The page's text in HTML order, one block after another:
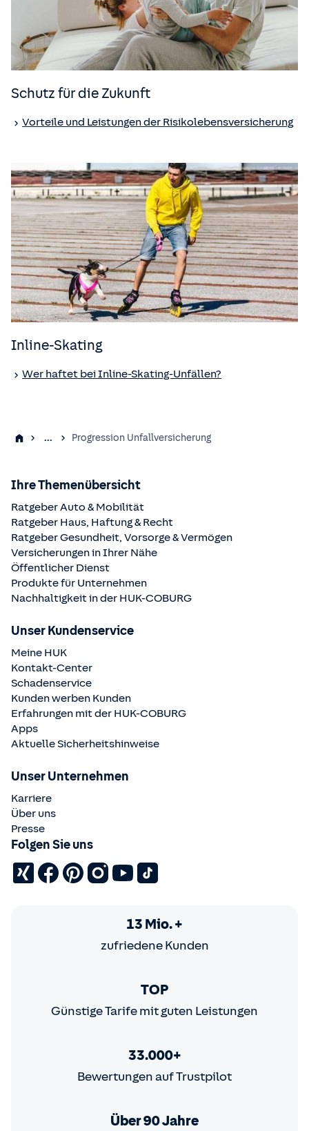
Schutz für die Zukunft
Vorteile und Leistungen der Risiko­lebens­versicherung
Inline-Skating
Wer haftet bei Inline-Skating-Unfällen?
... Progression Unfallversicherung
Ihre Themenübersicht
Ratgeber Auto & Mobilität
Ratgeber Haus, Haftung & Recht
Ratgeber Gesundheit, Vorsorge & Vermögen
Versicherungen in Ihrer Nähe
Öffentlicher Dienst
Produkte für Unternehmen
Nachhaltigkeit in der HUK-COBURG
Unser Kundenservice
Meine HUK
Kontakt-Center
Schadenservice
Kunden werben Kunden
Erfahrungen mit der HUK-COBURG
Apps
Aktuelle Sicherheitshinweise
Unser Unternehmen
Karriere
Über uns
Presse
Folgen Sie uns
13 Mio. +
zufriedene Kunden
TOP
Günstige Tarife mit guten Leistungen
33.000+
Bewertungen auf Trustpilot
Über 90 Jahre